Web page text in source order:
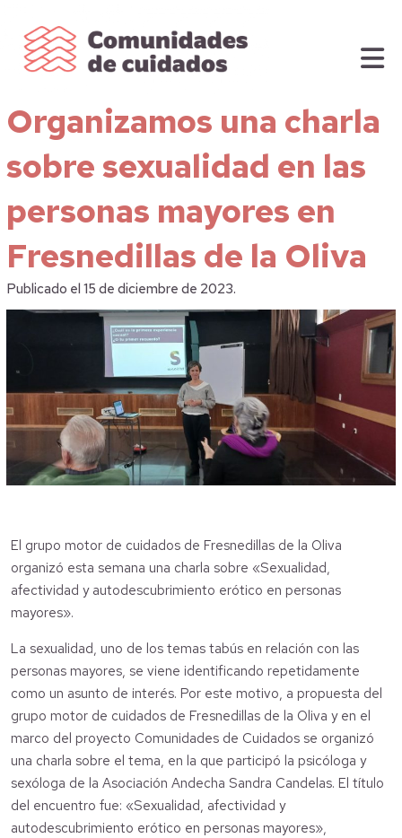
Organizamos una charla
sobre sexualidad en las
personas mayores en
Fresnedillas de la Oliva
Publicado el 15 de diciembre de 2023.
El grupo motor de cuidados de Fresnedillas de la Oliva
organizó esta semana una charla sobre «Sexualidad,
afectividad y autodescubrimiento erótico en personas
mayores».
La sexualidad, uno de los temas tabús en relación con las
personas mayores, se viene identificando repetidamente
como un asunto de interés. Por este motivo, a propuesta del
grupo motor de cuidados de Fresnedillas de la Oliva y en el
marco del proyecto Comunidades de Cuidados se organizó
una charla sobre el tema, en la que participó la psicóloga y
sexóloga de la Asociación Andecha Sandra Candelas. El título
del encuentro fue: «Sexualidad, afectividad y
autodescubrimiento erótico en personas mayores»,